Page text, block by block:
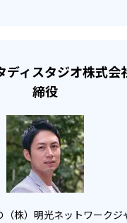
ディスタジオ株式会
締役
株）明光ネットワークジ